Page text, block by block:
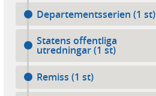
Departementsserien (1 st)
Statens offentliga
utredningar (1 st)
Remiss (1 st)